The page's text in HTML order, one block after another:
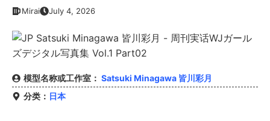
Mirai July 4, 2026
模型名称或工作室： Satsuki Minagawa 皆川彩月
分类： 日本